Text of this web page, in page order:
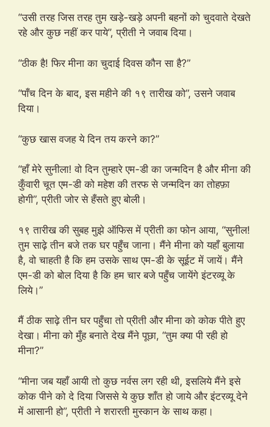
“उसी तरह जिस तरह तुम खड़े-खड़े अपनी बहनों को चुदवाते देखते
रहे और कुछ नहीं कर पाये”, प्रीती ने जवाब दिया।
“ठीक है! फिर मीना का चुदाई दिवस कौन सा है?”
“पाँच दिन के बाद, इस महीने की १९ तारीख को”, उसने जवाब
दिया।
“कुछ खास वजह ये दिन तय करने का?”
“हाँ मेरे सुनीला! वो दिन तुम्हारे एम-डी का जन्मदिन है और मीना की
कुँवारी चूत एम-डी को महेश की तरफ से जन्मदिन का तोहफ़ा
होगी”, प्रीती जोर से हँसते हुए बोली।
१९ तारीख की सुबह मुझे ऑफिस में प्रीती का फोन आया, “सुनील!
तुम साढ़े तीन बजे तक घर पहुँच जाना। मैंने मीना को यहाँ बुलाया
है, वो चाहती है कि हम उसके साथ एम-डी के सूईट में जायें। मैंने
एम-डी को बोल दिया है कि हम चार बजे पहुँच जायेंगे इंटरव्यू के
लिये।”
मैं ठीक साढ़े तीन घर पहुँचा तो प्रीती और मीना को कोक पीते हुए
देखा। मीना को मुँह बनाते देख मैंने पूछा, “तुम क्या पी रही हो
मीना?”
“मीना जब यहाँ आयी तो कुछ नर्वस लग रही थी, इसलिये मैंने इसे
कोक पीने को दे दिया जिससे ये कुछ शाँत हो जाये और इंटरव्यू देने
में आसानी हो”, प्रीती ने शरारती मुस्कान के साथ कहा।